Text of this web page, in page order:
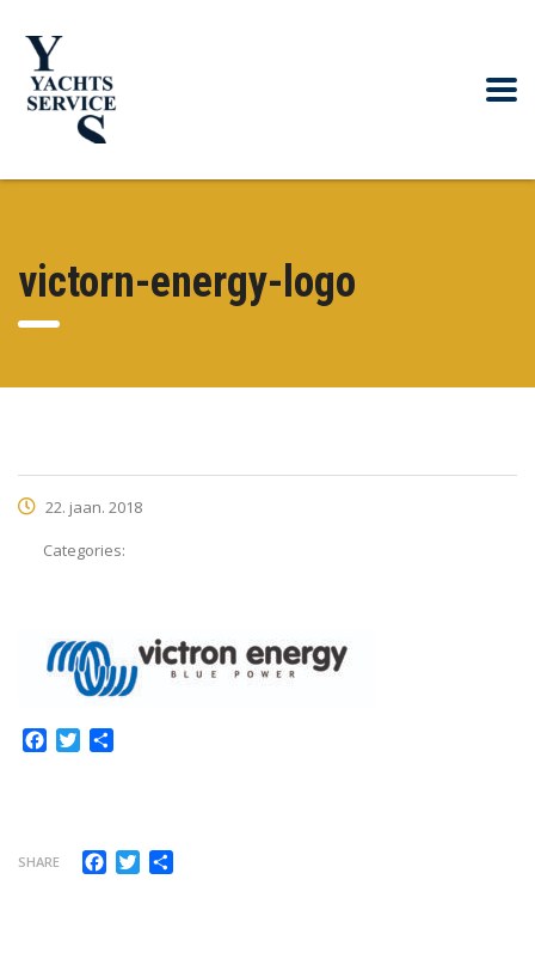
victorn-energy-logo
22. jaan. 2018
Categories:
Facebook
Twitter
SHARE Facebook
Twitter